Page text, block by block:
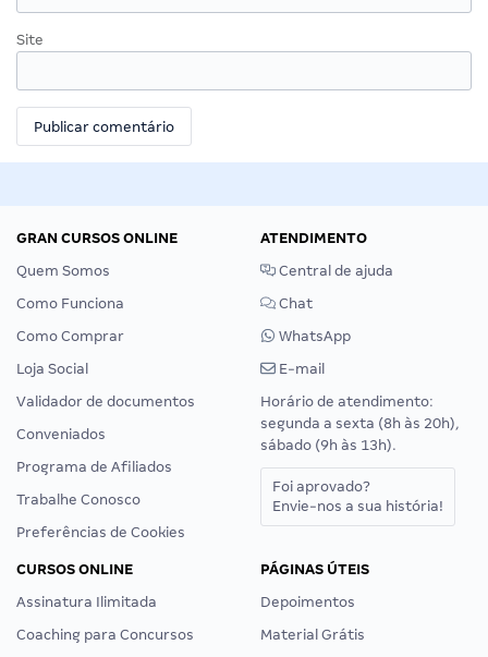
Site
GRAN CURSOS ONLINE
Quem Somos
Como Funciona
Como Comprar
Loja Social
Validador de documentos
Conveniados
Programa de Afiliados
Trabalhe Conosco
Preferências de Cookies
ATENDIMENTO
Central de ajuda
Chat
WhatsApp
E-mail
Horário de atendimento:
segunda a sexta (8h às 20h),
sábado (9h às 13h).
Foi aprovado?
Envie-nos a sua história!
CURSOS ONLINE
Assinatura Ilimitada
Coaching para Concursos
PÁGINAS ÚTEIS
Depoimentos
Material Grátis